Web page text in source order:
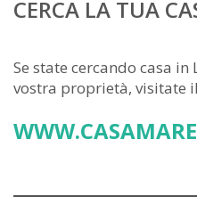
CERCA LA TUA
Se state cercando casa
vostra proprietà, visitate